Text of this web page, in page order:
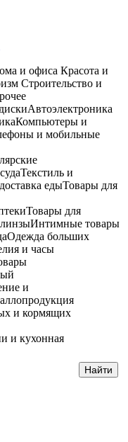
и офиса Красота и
Строительство и
Автоэлектроника
Компьютеры и
и мобильные
Текстиль и
едыТовары для
Товары для
Интимные товары
Одежда больших
и часы
и
и кормящих
и кухонная